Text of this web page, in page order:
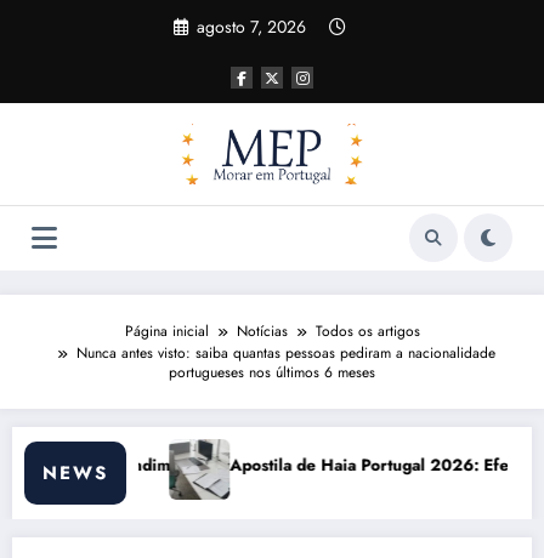
agosto 7, 2026
Página inicial Notícias
Todos os artigos
Nunca antes visto: saiba quantas pessoas pediram a nacionalidade
portugueses nos últimos 6 meses
NEWS
Apostila de Haia Portugal 2026: Efeitos Surpreendentes e